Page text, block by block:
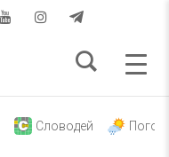
Словодей